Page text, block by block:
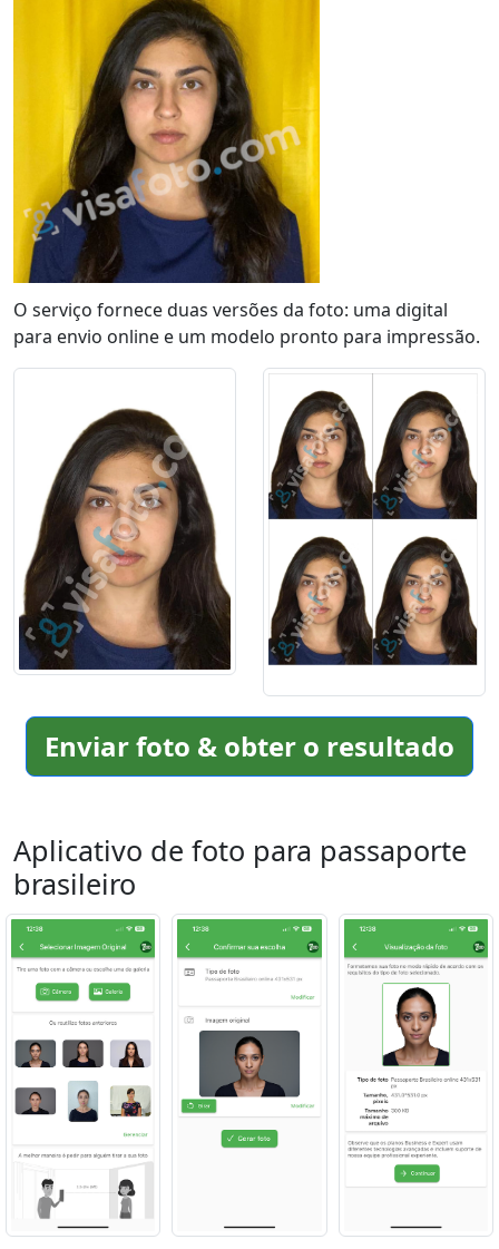
O serviço fornece duas versões da foto: uma digital
para envio online e um modelo pronto para impressão.
Enviar foto & obter o resultado
Aplicativo de foto para passaporte
brasileiro